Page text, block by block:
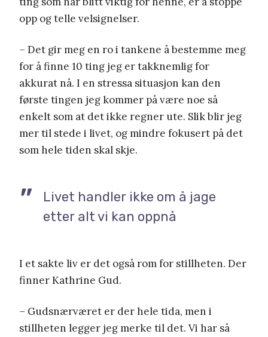
opp og telle velsignelser.
– Det gir meg en ro i tankene å bestemme meg
for å finne 10 ting jeg er takknemlig for
akkurat nå. I en stressa situasjon kan den
første tingen jeg kommer på være noe så
enkelt som at det ikke regner ute. Slik blir jeg
mer til stede i livet, og mindre fokusert på det
som hele tiden skal skje.
Livet handler ikke om å jage
etter alt vi kan oppnå
I et sakte liv er det også rom for stillheten. Der
finner Kathrine Gud.
– Gudsnærværet er der hele tida, men i
stillheten legger jeg merke til det. Vi har så